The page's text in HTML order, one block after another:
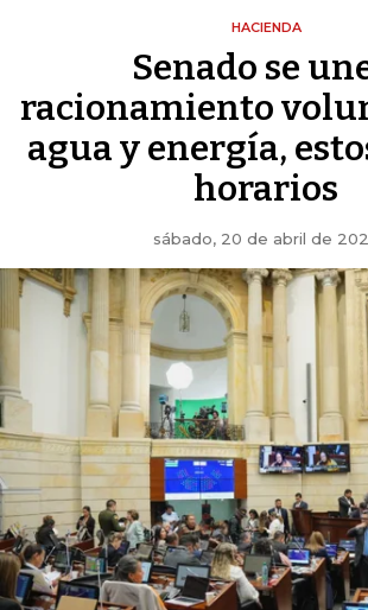
HACIENDA
Senado se
racionamiento
agua y energía,
horarios
sábado, 20 de abril de